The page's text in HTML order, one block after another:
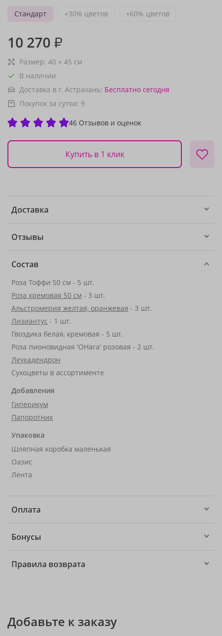
Стандарт
+30% цветов +60% цветов
10 270 ₽
Размер: 40 × 45 см
В наличии
Доставка в г. Астрахань: Бесплатно сегодня
Покупок за сутки: 9
46 Отзывов и оценок
Купить в 1 клик
Доставка
Отзывы
Состав
Роза Тоффи 50 см - 5 шт.
Роза кремовая 50 см - 3 шт.
Альстромерия желтая, оранжевая - 3 шт.
Лизиантус - 1 шт.
Гвоздика белая, кремовая - 5 шт.
Роза пионовидная 'OHara' розовая - 2 шт.
Леукадендрон
Сухоцветы в ассортименте
Добавления
Гиперикум
Папоротник
Упаковка
Шляпная коробка маленькая
Оазис
Лента
Оплата
Бонусы
Правила возврата
Добавьте к заказу